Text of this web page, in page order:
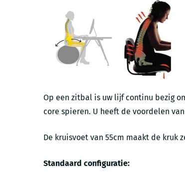
Op een zitbal is uw lijf continu bezig
core spieren. U heeft de voordelen
De kruisvoet van 55cm maakt de kruk
Standaard configuratie: